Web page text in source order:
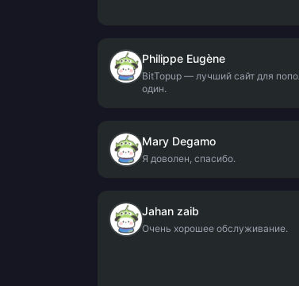
Philippe Eugène
BitTopup — лучший сайт для
один.
Mary Degamo
Я доволен, спасибо.
Jahan zaib
Очень хорошее обслуживание.